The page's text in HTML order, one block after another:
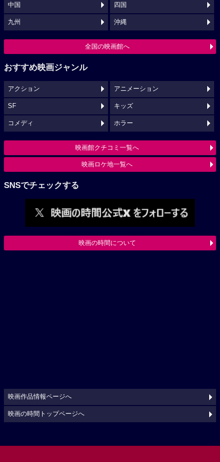
中国 四国
九州 沖縄
全国の映画館へ
おすすめ映画ジャンル
アクション アニメーション
SF キッズ
コメディ ホラー
映画館クチコミ一覧へ
映画ロケ地一覧へ
SNSでチェックする
映画の時間について
映画作品情報ページへ
映画の時間トップページへ